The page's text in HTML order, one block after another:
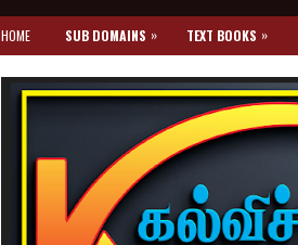
HOME SUB DOMAINS » TEXT BOOKS »